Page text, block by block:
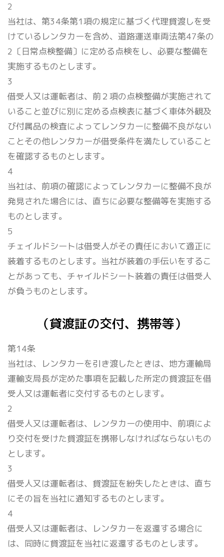
2
当社は、第34条第1項の規定に基づく代理貸渡しを受
けているレンタカーを含め、道路運送車両法第47条の
2〔日常点検整備〕に定める点検をし、必要な整備を
実施するものとします。
3
借受人又は運転者は、前２項の点検整備が実施されて
いること並びに別に定める点検表に基づく車体外観及
び付属品の検査によってレンタカーに整備不良がない
ことその他レンタカーが借受条件を満たしていること
を確認するものとします。
4
当社は、前項の確認によってレンタカーに整備不良が
発見された場合には、直ちに必要な整備等を実施する
ものとします。
5
チェイルドシートは借受人がその責任において適正に
装着するものとします。当社が装着の手伝いをするこ
とがあっても、チャイルドシート装着の責任は借受人
が負うものとします。
（貸渡証の交付、携帯等）
第14条
当社は、レンタカーを引き渡したときは、地方運輸局
運輸支局長が定めた事項を記載した所定の貸渡証を借
受人又は運転者に交付するものとします。
2
借受人又は運転者は、レンタカーの使用中、前項によ
り交付を受けた貸渡証を携帯しなければならないもの
とします。
3
借受人又は運転者は、貸渡証を紛失したときは、直ち
にその旨を当社に通知するものとします。
4
借受人又は運転者は、レンタカーを返還する場合に
は、同時に貸渡証を当社に返還するものとします。